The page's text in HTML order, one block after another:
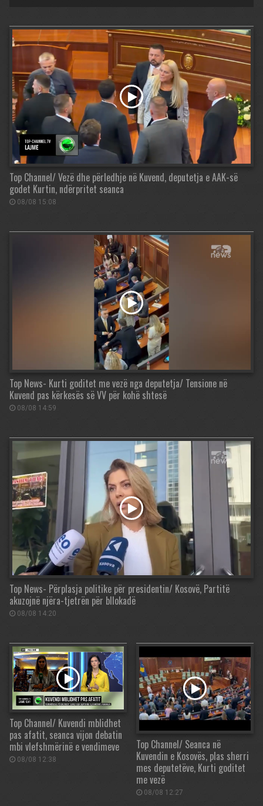
Top Channel/ Vezë dhe përledhje në Kuvend, deputetja e AAK-së
godet Kurtin, ndërpritet seanca
08/08 15:08
Top News- Kurti goditet me vezë nga deputetja/ Tensione në
Kuvend pas kërkesës së VV për kohë shtesë
08/08 14:59
Top News- Përplasja politike për presidentin/ Kosovë, Partitë
akuzojnë njëra-tjetrën për bllokadë
08/08 14:20
Top Channel/ Kuvendi mblidhet
pas afatit, seanca vijon debatin
mbi vlefshmërinë e vendimeve
08/08 12:38
Top Channel/ Seanca në
Kuvendin e Kosovës, plas sherri
mes deputetëve, Kurti goditet
me vezë
08/08 12:27